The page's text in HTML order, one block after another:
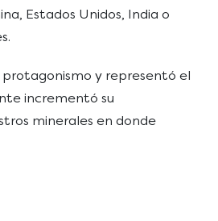
Estados Unidos, India o
y representó el
incrementó su
minerales en donde